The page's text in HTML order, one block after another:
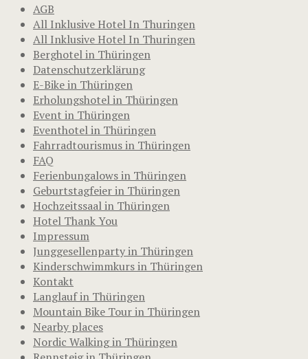
AGB
All Inklusive Hotel In Thuringen
All Inklusive Hotel In Thuringen
Berghotel in Thüringen
Datenschutzerklärung
E-Bike in Thüringen
Erholungshotel in Thüringen
Event in Thüringen
Eventhotel in Thüringen
Fahrradtourismus in Thüringen
FAQ
Ferienbungalows in Thüringen
Geburtstagfeier in Thüringen
Hochzeitssaal in Thüringen
Hotel Thank You
Impressum
Junggesellenparty in Thüringen
Kinderschwimmkurs in Thüringen
Kontakt
Langlauf in Thüringen
Mountain Bike Tour in Thüringen
Nearby places
Nordic Walking in Thüringen